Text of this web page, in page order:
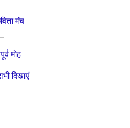
मंच
मोह
दिखाएं